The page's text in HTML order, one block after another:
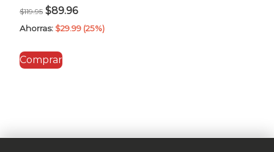
$119.95 El
precio
era:
$89.96El
precio
Ahorras: $29.99 (25%)
Comprar